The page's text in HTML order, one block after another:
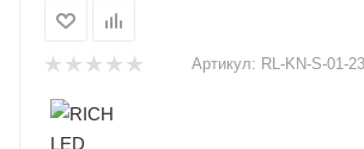
Артикул: RL-KN-S-01-23